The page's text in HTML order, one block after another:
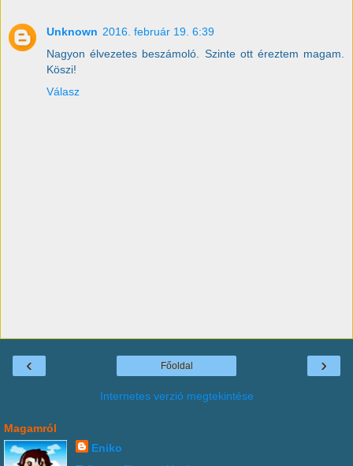
Unknown 2016. február 19. 6:39
Nagyon élvezetes beszámoló. Szinte ott éreztem magam.
Köszi!
Válasz
‹ ›
Főoldal
Internetes verzió megtekintése
Magamról
Eniko